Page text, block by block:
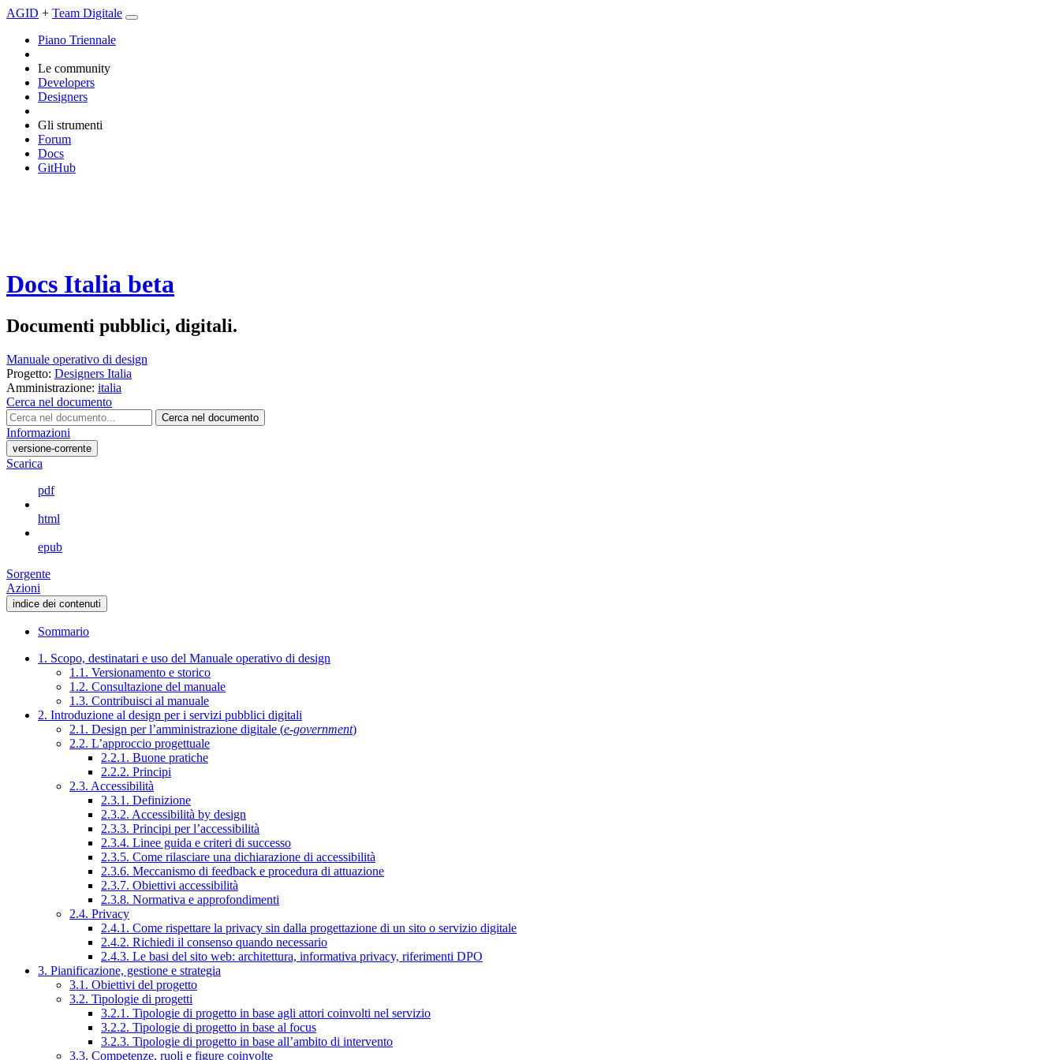
AGID + Team Digitale
Piano Triennale
Le community
Developers
Designers
Gli strumenti
Forum
Docs
GitHub
Docs Italia beta
Documenti pubblici, digitali.
Manuale operativo di design
Progetto: Designers Italia
Amministrazione: italia
Cerca nel documento
Cerca nel documento
Informazioni
versione-corrente
Scarica
pdf
html
epub
Sorgente
Azioni
indice dei contenuti
Sommario
1. Scopo, destinatari e uso del Manuale operativo di design
1.1. Versionamento e storico
1.2. Consultazione del manuale
1.3. Contribuisci al manuale
2. Introduzione al design per i servizi pubblici digitali
2.1. Design per l’amministrazione digitale (e-government)
2.2. L’approccio progettuale
2.2.1. Buone pratiche
2.2.2. Principi
2.3. Accessibilità
2.3.1. Definizione
2.3.2. Accessibilità by design
2.3.3. Principi per l’accessibilità
2.3.4. Linee guida e criteri di successo
2.3.5. Come rilasciare una dichiarazione di accessibilità
2.3.6. Meccanismo di feedback e procedura di attuazione
2.3.7. Obiettivi accessibilità
2.3.8. Normativa e approfondimenti
2.4. Privacy
2.4.1. Come rispettare la privacy sin dalla progettazione di un sito o servizio digitale
2.4.2. Richiedi il consenso quando necessario
2.4.3. Le basi del sito web: architettura, informativa privacy, riferimenti DPO
3. Pianificazione, gestione e strategia
3.1. Obiettivi del progetto
3.2. Tipologie di progetti
3.2.1. Tipologie di progetto in base agli attori coinvolti nel servizio
3.2.2. Tipologie di progetto in base al focus
3.2.3. Tipologie di progetto in base all’ambito di intervento
3.3. Competenze, ruoli e figure coinvolte